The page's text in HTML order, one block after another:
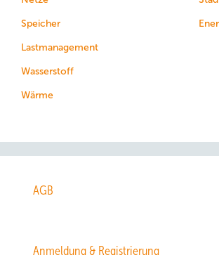
Speicher
Lastmanagement
Wasserstoff
Wärme
AGB
Anmeldung & Registrierung